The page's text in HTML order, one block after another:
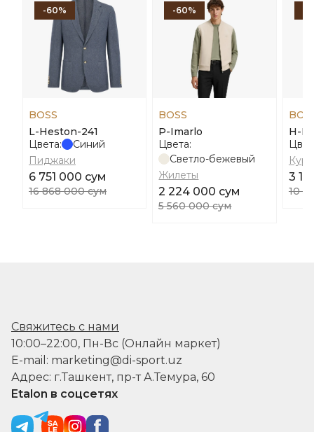
-60%
BOSS
L-Heston-241
Цвета:
Синий
Пиджаки
6 751 000 сум
16 868 000 сум
-60%
BOSS
P-Imarlo
Цвета:
Светло-бежевый
Жилеты
2 224 000 сум
5 560 000 сум
H-
3
10
Свяжитесь с нами
10:00–22:00, Пн-Вс (Онлайн маркет)
E-mail: marketing@di-sport.uz
Адрес: г.Ташкент, пр-т А.Темура, 60
Etalon в соцсетях